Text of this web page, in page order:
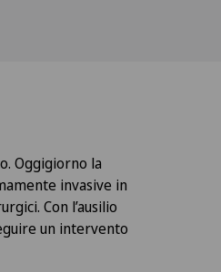
Oggigiorno la
invasive in
Con l’ausilio
un intervento